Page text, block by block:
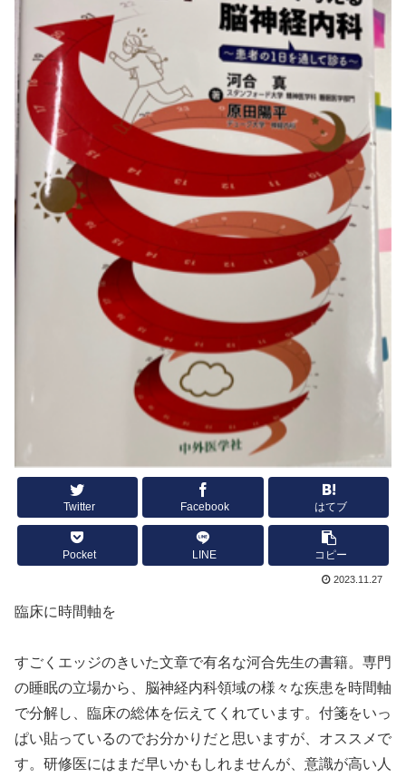
Twitter Facebook はてブ
Pocket LINE コピー
2023.11.27
臨床に時間軸を
すごくエッジのきいた文章で有名な河合先生の書籍。専門
の睡眠の立場から、脳神経内科領域の様々な疾患を時間軸
で分解し、臨床の総体を伝えてくれています。付箋をいっ
ぱい貼っているのでお分かりだと思いますが、オススメで
す。研修医にはまだ早いかもしれませんが、意識が高い人